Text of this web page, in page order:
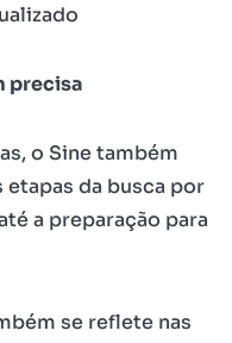
precisa
o Sine também
da busca por
a preparação para
se reflete nas